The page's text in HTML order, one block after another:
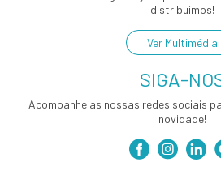
distribuímos!
Ver Multimédia
SIGA-
Acompanhe as nossas redes sociais
novidade!